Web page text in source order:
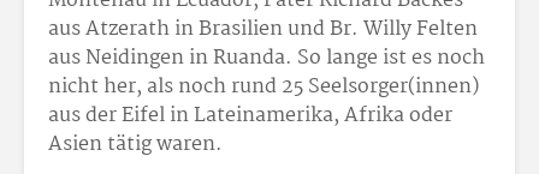
aus Atzerath in Brasilien und Br. Willy Felten
aus Neidingen in Ruanda. So lange ist es noch
nicht her, als noch rund 25 Seelsorger(innen)
aus der Eifel in Lateinamerika, Afrika oder
Asien tätig waren.